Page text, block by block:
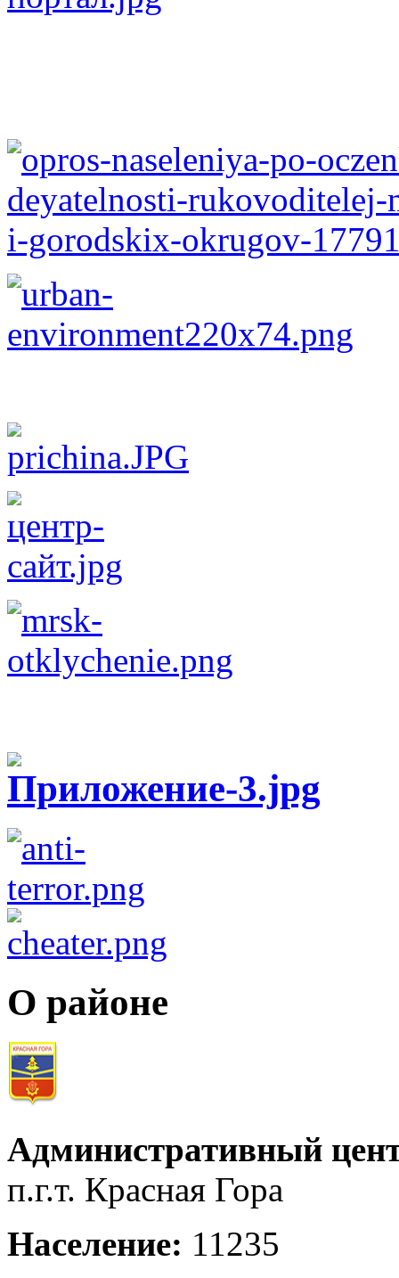
О районе
Административный
п.г.т. Красная Гора
Население: 11235